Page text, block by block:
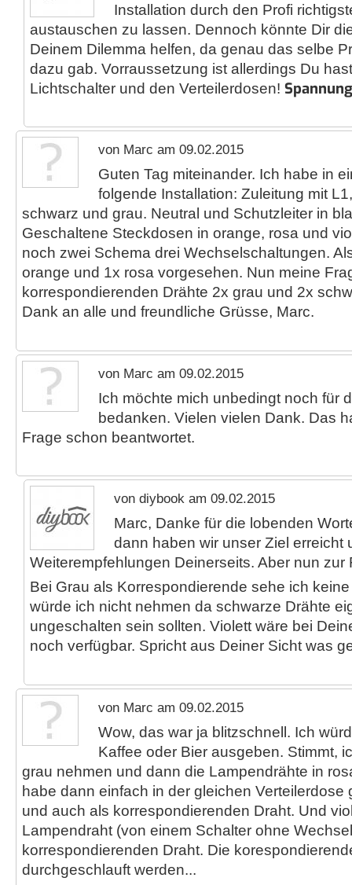
Installation durch den Profi
austauschen zu lassen. Dennoch könnte Dir
Deinem Dilemma helfen, da genau das selbe
dazu gab. Vorraussetzung ist allerdings Du
Lichtschalter und den Verteilerdosen!
von Marc am 09.02.2015
Guten Tag miteinander. Ich habe in
folgende Installation: Zuleitung mit
schwarz und grau. Neutral und Schutzleiter in
Geschaltene Steckdosen in orange, rosa und
noch zwei Schema drei Wechselschaltungen.
orange und 1x rosa vorgesehen. Nun meine
korrespondierenden Drähte 2x grau und 2x
Dank an alle und freundliche Grüsse, Marc.
von Marc am 09.02.2015
Ich möchte mich unbedingt noch für
bedanken. Vielen vielen Dank. Das
Frage schon beantwortet.
von diybook am 09.02.2015
Marc, Danke für die lobenden
dann haben wir unser Ziel erreicht
Weiterempfehlungen Deinerseits. Aber nun zur
Bei Grau als Korrespondierende sehe ich
würde ich nicht nehmen da schwarze Drähte
ungeschalten sein sollten. Violett wäre bei
noch verfügbar. Spricht aus Deiner Sicht was
von Marc am 09.02.2015
Wow, das war ja blitzschnell. Ich
Kaffee oder Bier ausgeben. Stimmt,
grau nehmen und dann die Lampendrähte in
habe dann einfach in der gleichen Verteilerdose
und auch als korrespondierenden Draht. Und
Lampendraht (von einem Schalter ohne
korrespondierenden Draht. Die
durchgeschlauft werden...